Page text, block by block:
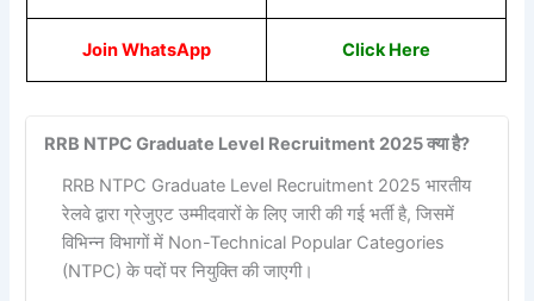
Join WhatsApp Click Here
RRB NTPC Graduate Level Recruitment 2025 क्या है?
RRB NTPC Graduate Level Recruitment 2025 भारतीय
रेलवे द्वारा ग्रेजुएट उम्मीदवारों के लिए जारी की गई भर्ती है, जिसमें
विभिन्न विभागों में Non-Technical Popular Categories
(NTPC) के पदों पर नियुक्ति की जाएगी।